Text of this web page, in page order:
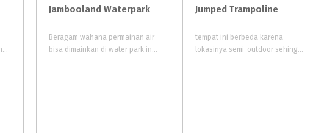
disebut-sebut sebagai Kuta-nya Malang. Memiliki akses jalan yang mudah dan pemandangan yang indah menjadi alasan utama pengunjung. Tidak hanya wisata pantai, tetapi terdapat wisata religi, wisata budaya, wisata kuliner, dll
Jambooland Waterpark
Beragam wahana permainan air
bisa dimainkan di water park ini. Wahana Water park merupakan andalan utama dan favorit para pengunjung Jambooland.
Jumped Trampoline
tempat ini berbeda karena
lokasinya semi-outdoor sehingga saat anak-anak bermain masih bisa merasakan hangatnya sinar matahari dan berkeringat dengan sehat